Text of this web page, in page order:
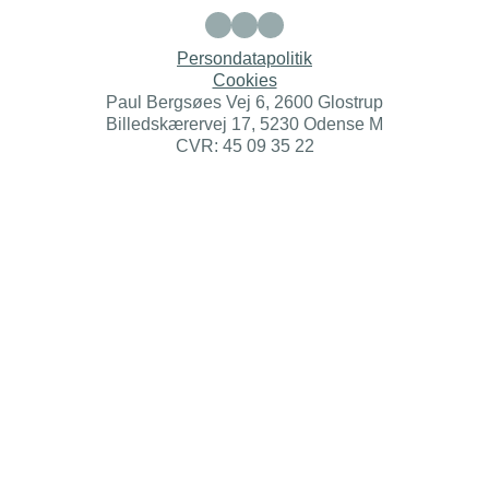
Persondatapolitik
Cookies
Paul Bergsøes Vej 6, 2600 Glostrup
Billedskærervej 17, 5230 Odense M
CVR: 45 09 35 22